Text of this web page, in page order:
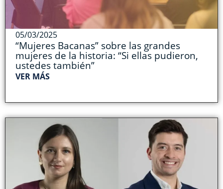
05/03/2025
“Mujeres Bacanas” sobre las grandes
mujeres de la historia: “Si ellas pudieron,
ustedes también”
VER MÁS